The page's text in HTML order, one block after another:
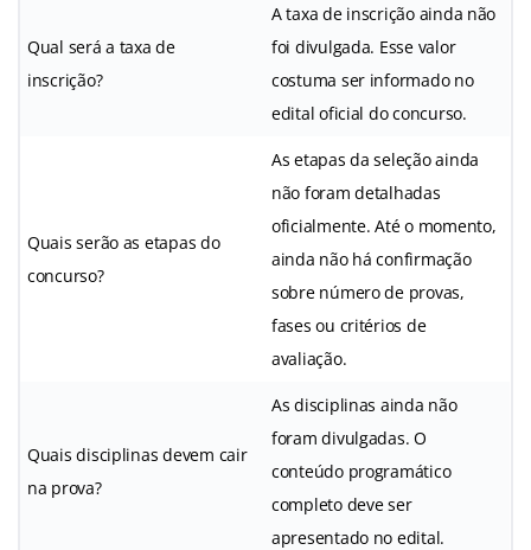
Qual será a taxa de
inscrição?
A taxa de inscrição ainda não
foi divulgada. Esse valor
costuma ser informado no
edital oficial do concurso.
Quais serão as etapas do
concurso?
As etapas da seleção ainda
não foram detalhadas
oficialmente. Até o momento,
ainda não há confirmação
sobre número de provas,
fases ou critérios de
avaliação.
Quais disciplinas devem cair
na prova?
As disciplinas ainda não
foram divulgadas. O
conteúdo programático
completo deve ser
apresentado no edital.